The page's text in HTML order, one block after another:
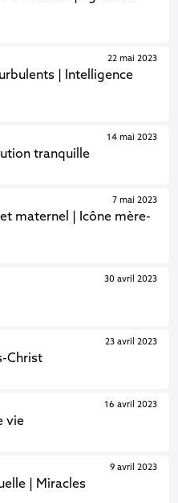
| Intelligence
22 mai 2023
tranquille
14 mai 2023
maternel | Icône mère-
7 mai 2023
30 avril 2023
Christ
23 avril 2023
vie
16 avril 2023
| Miracles
9 avril 2023